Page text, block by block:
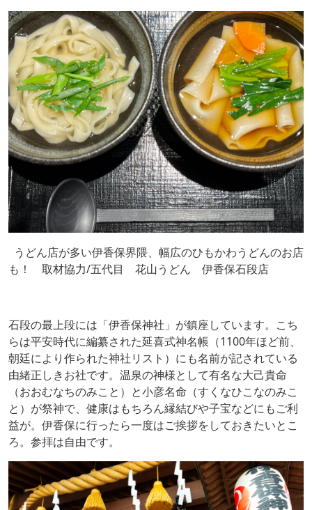
うどん店が多い伊香保界隈、幅広のひもかわうどんのお店
も！ 取材協力/五代目 花山うどん 伊香保石段店
石段の最上段には「伊香保神社」が鎮座しています。こち
らは平安時代に編纂された延喜式神名帳（1100年ほど前、
朝廷により作られた神社リスト）にも名前が記されている
由緒正しきお社です。温泉の神様として有名な大己貴命
（おおむなちのみこと）と小彦名命（すくなひこなのみこ
と）が祭神で、健康はもちろん縁結びや子宝などにもご利
益が。伊香保に行ったら一度はご挨拶をしておきたいとこ
ろ。参拝は自由です。